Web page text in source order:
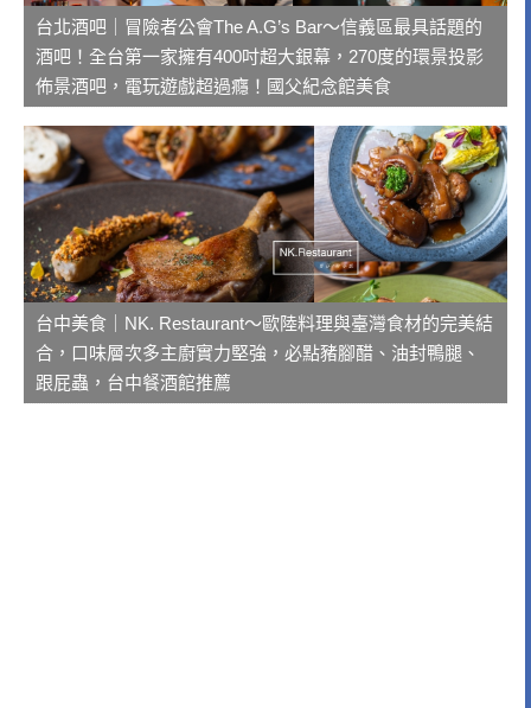
台北酒吧｜冒險者公會The A.G’s Bar～信義區最具話題的
酒吧！全台第一家擁有400吋超大銀幕，270度的環景投影
佈景酒吧，電玩遊戲超過癮！國父紀念館美食
台中美食｜NK. Restaurant～歐陸料理與臺灣食材的完美結
合，口味層次多主廚實力堅強，必點豬腳醋、油封鴨腿、
跟屁蟲，台中餐酒館推薦